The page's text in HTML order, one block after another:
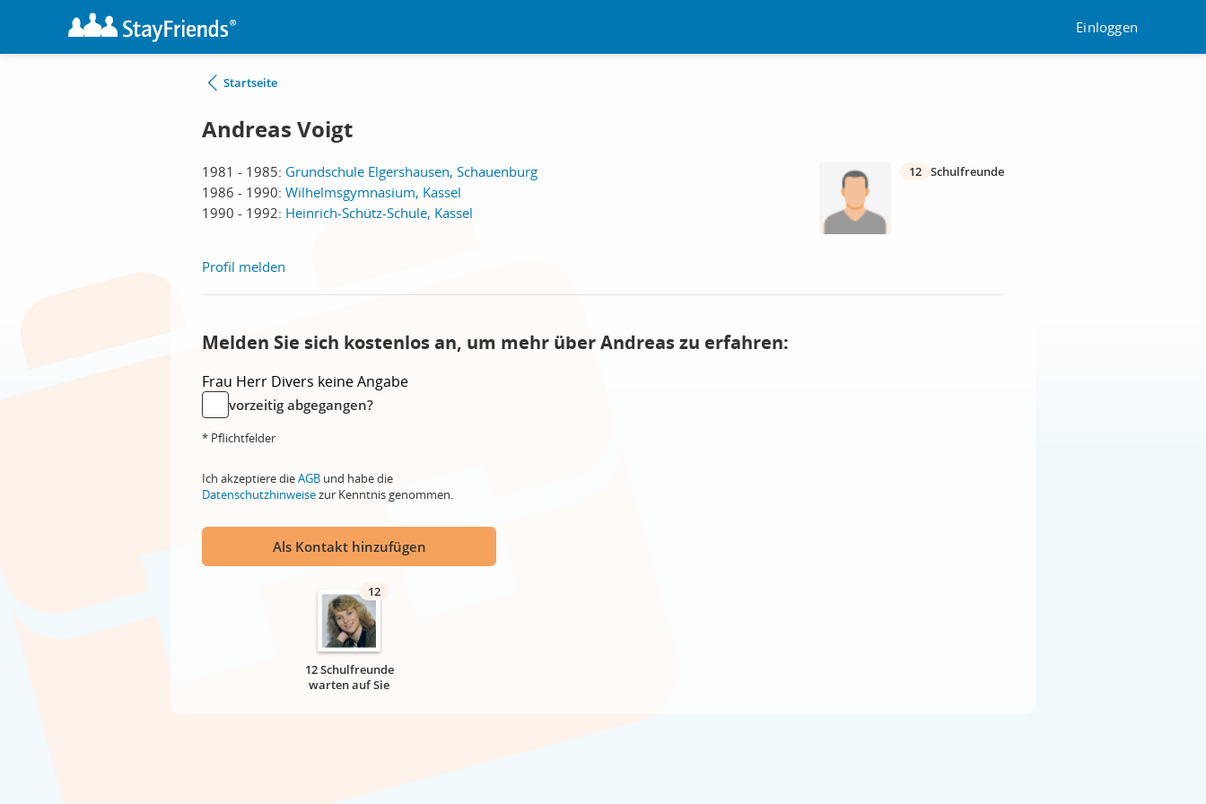
Einloggen
Startseite
Andreas Voigt
1981 - 1985: Grundschule Elgershausen, Schauenburg
1986 - 1990: Wilhelmsgymnasium, Kassel
1990 - 1992: Heinrich-Schütz-Schule, Kassel
12 Schulfreunde
Profil melden
Melden Sie sich kostenlos an, um mehr über Andreas zu erfahren:
Frau Herr Divers keine Angabe
vorzeitig abgegangen?
* Pflichtfelder
Ich akzeptiere dieAGB und habe die
Datenschutzhinweisezur Kenntnis genommen.
Als Kontakt hinzufügen
12
12 Schulfreunde
warten auf Sie